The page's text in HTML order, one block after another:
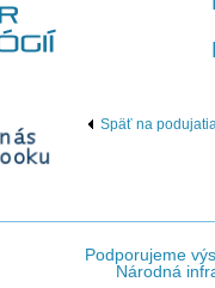
Späť na
Podporujeme
Národná